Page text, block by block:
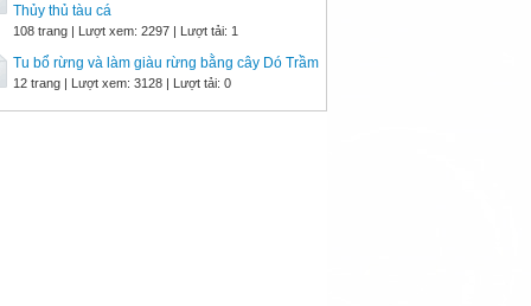
Thủy thủ tàu cá
108 trang | Lượt xem: 2297 | Lượt tải: 1
Tu bổ rừng và làm giàu rừng bằng cây Dó Trầm
12 trang | Lượt xem: 3128 | Lượt tải: 0